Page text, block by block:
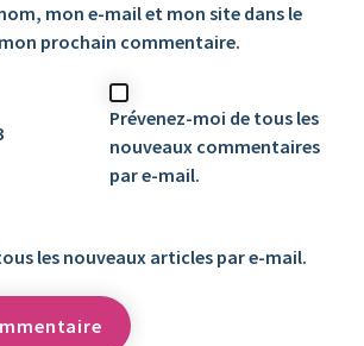
mon e-mail et mon site dans le
prochain commentaire.
Prévenez-moi de tous les
nouveaux commentaires
par e-mail.
les nouveaux articles par e-mail.